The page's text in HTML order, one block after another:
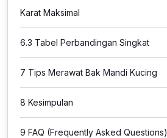
Karat Maksimal
6.3 Tabel Perbandingan Singkat
7 Tips Merawat Bak Mandi Kucing
8 Kesimpulan
9 FAQ (Frequently Asked Questions)